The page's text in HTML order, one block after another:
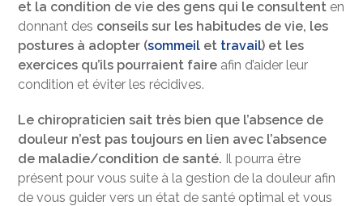
et la condition de vie des gens qui le consultent en
donnant des conseils sur les habitudes de vie, les
postures à adopter (sommeil et travail) et les
exercices qu’ils pourraient faire afin d’aider leur
condition et éviter les récidives.
Le chiropraticien sait très bien que l’absence de
douleur n’est pas toujours en lien avec l’absence
de maladie/condition de santé. Il pourra être
présent pour vous suite à la gestion de la douleur afin
de vous guider vers un état de santé optimal et vous